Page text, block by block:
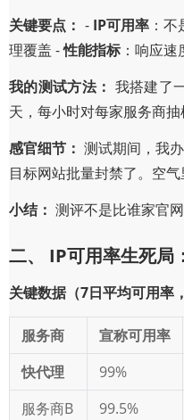
关键要点： - IP可用率 ：
理覆盖 -性能指标：响应速
我的测试方法： 我搭建了
天，每小时对每家服务商
感官细节： 测试期间，我
目标网站批量封禁了。空
小结： 测评不是比谁家官
二、 IP可用率生死局
关键数据（7日平均可用率
服务商 宣称可用率
快代理
99%
服务商B
99.5%